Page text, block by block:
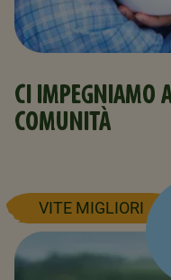
CI IMPEGNIAMO
COMUNITÀ
VITE MIGLIORI